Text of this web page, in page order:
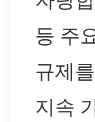
등 주
규제
지속